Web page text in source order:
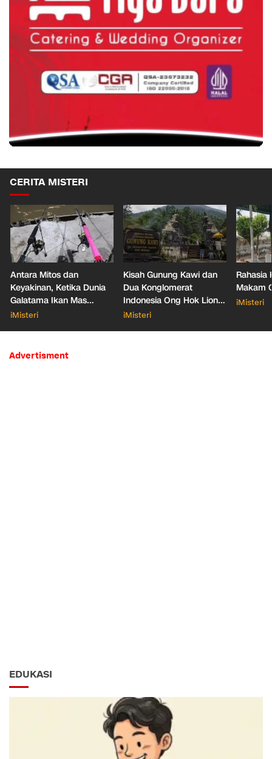
CERITA MISTERI
Antara Mitos dan
Keyakinan, Ketika Dunia
Galatama Ikan Mas
Bersentuhan dengan Hal
iMisteri
Kisah Gunung Kawi dan
Dua Konglomerat
Indonesia Ong Hok Liong
hingga Liem Sioe Liong
iMisteri
Rahasia
Makam
iMisteri
Advertisment
EDUKASI